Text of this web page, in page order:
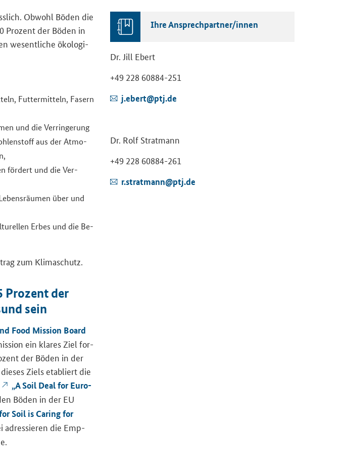
Ob­wohl Böden die
Pro­zent der Böden in
we­sent­li­che öko­lo­gi­
Fut­ter­mit­teln, Fa­sern
und die Ver­rin­ge­rung
aus der At­mo­
för­dert und die Ver­
über und
Erbes und die Be­
zum Kli­ma­schutz.
Pro­zent der
sein
Food Mis­si­on Board
ein kla­res Ziel for­
der Böden in der
Ziels eta­bliert die
„A Soil Deal for Eu­ro­
Böden in der EU
Soil is Ca­ring for
adres­sie­ren die Emp­
Ihre An­sprech­part­ner/innen
Dr. Jill Ebert
+49 228 60884-​251
j.ebert@ptj.de
Dr. Rolf Strat­mann
+49 228 60884-​261
r.strat­mann@ptj.de